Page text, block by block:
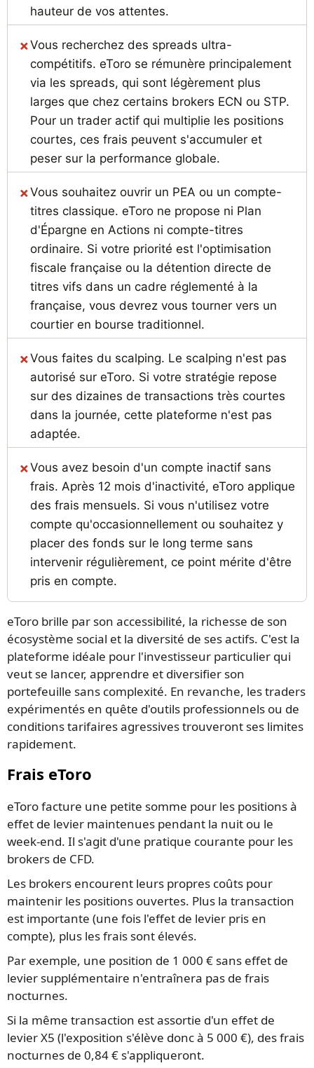
hauteur de vos attentes.
Vous recherchez des spreads ultra-
compétitifs. eToro se rémunère principalement
via les spreads, qui sont légèrement plus
larges que chez certains brokers ECN ou STP.
Pour un trader actif qui multiplie les positions
courtes, ces frais peuvent s'accumuler et
peser sur la performance globale.
Vous souhaitez ouvrir un PEA ou un compte-
titres classique. eToro ne propose ni Plan
d'Épargne en Actions ni compte-titres
ordinaire. Si votre priorité est l'optimisation
fiscale française ou la détention directe de
titres vifs dans un cadre réglementé à la
française, vous devrez vous tourner vers un
courtier en bourse traditionnel.
Vous faites du scalping. Le scalping n'est pas
autorisé sur eToro. Si votre stratégie repose
sur des dizaines de transactions très courtes
dans la journée, cette plateforme n'est pas
adaptée.
Vous avez besoin d'un compte inactif sans
frais. Après 12 mois d'inactivité, eToro applique
des frais mensuels. Si vous n'utilisez votre
compte qu'occasionnellement ou souhaitez y
placer des fonds sur le long terme sans
intervenir régulièrement, ce point mérite d'être
pris en compte.
eToro brille par son accessibilité, la richesse de son
écosystème social et la diversité de ses actifs. C'est la
plateforme idéale pour l'investisseur particulier qui
veut se lancer, apprendre et diversifier son
portefeuille sans complexité. En revanche, les traders
expérimentés en quête d'outils professionnels ou de
conditions tarifaires agressives trouveront ses limites
rapidement.
Frais eToro
eToro facture une petite somme pour les positions à
effet de levier maintenues pendant la nuit ou le
week-end. Il s'agit d'une pratique courante pour les
brokers de CFD.
Les brokers encourent leurs propres coûts pour
maintenir les positions ouvertes. Plus la transaction
est importante (une fois l'effet de levier pris en
compte), plus les frais sont élevés.
Par exemple, une position de 1 000 € sans effet de
levier supplémentaire n'entraînera pas de frais
nocturnes.
Si la même transaction est assortie d'un effet de
levier X5 (l'exposition s'élève donc à 5 000 €), des frais
nocturnes de 0,84 € s'appliqueront.